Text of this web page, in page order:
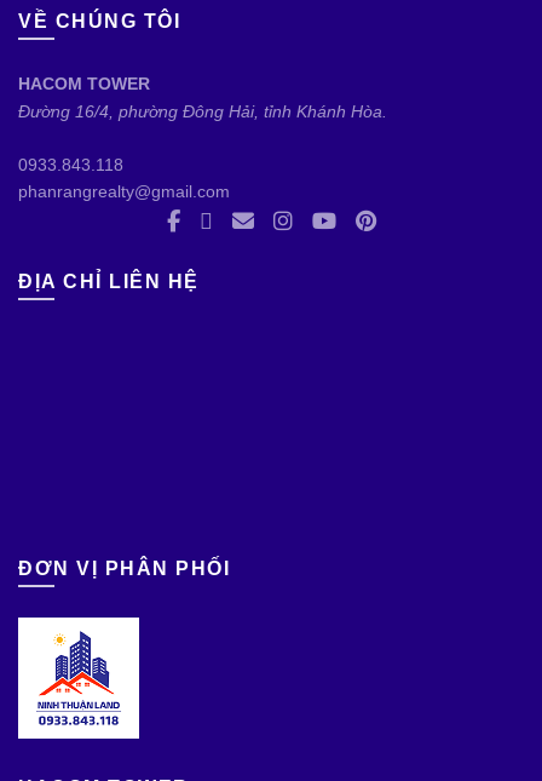
VỀ CHÚNG TÔI
HACOM TOWER
Đường 16/4, phường Đông Hải, tỉnh Khánh Hòa.
0933.843.118
phanrangrealty@gmail.com
ĐỊA CHỈ LIÊN HỆ
ĐƠN VỊ PHÂN PHỐI